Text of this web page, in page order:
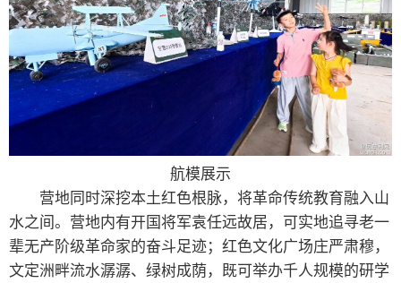
航模展示
营地同时深挖本土红色根脉，将革命传统教育融入山
水之间。营地内有开国将军袁任远故居，可实地追寻老一
辈无产阶级革命家的奋斗足迹；红色文化广场庄严肃穆，
文定洲畔流水潺潺、绿树成荫，既可举办千人规模的研学